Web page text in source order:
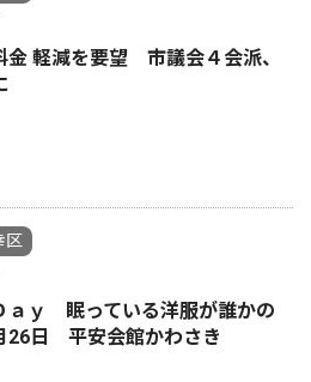
金 軽減を要望 市議会４会派、
区
ａｙ 眠っている洋服が誰かの
日 平安会館かわさき